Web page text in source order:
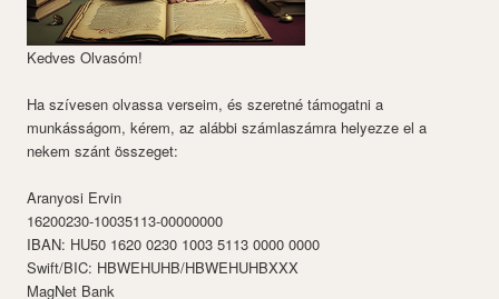
Kedves Olvasóm!
Ha szívesen olvassa verseim, és szeretné támogatni a
munkásságom, kérem, az alábbi számlaszámra helyezze el a
nekem szánt összeget:
Aranyosi Ervin
16200230-10035113-00000000
IBAN: HU50 1620 0230 1003 5113 0000 0000
Swift/BIC: HBWEHUHB/HBWEHUHBXXX
MagNet Bank